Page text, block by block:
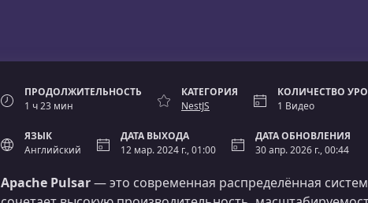
ПРОДОЛЖИТЕЛЬНОСТЬ
1 ч 23 мин
КАТЕГОРИЯ
NestJS
КОЛИЧЕСТВО
1 Видео
ЯЗЫК
Английский
ДАТА ВЫХОДА
12 мар. 2024 г., 01:00
ДАТА ОБНОВЛЕНИЯ
30 апр. 2026 г., 00:44
Apache Pulsar— это современная распределённая